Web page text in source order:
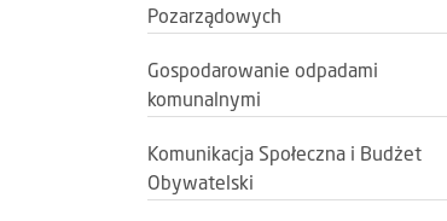
Pozarządowych
Gospodarowanie odpadami
komunalnymi
Komunikacja Społeczna i Budżet
Obywatelski